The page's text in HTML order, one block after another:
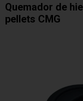
Quemador de
pellets CMG